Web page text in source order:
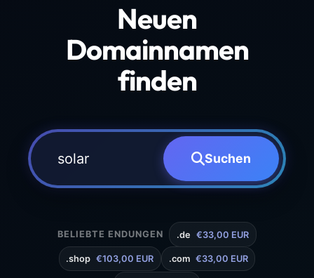
Neuen
Domainnamen
finden
Suchen
BELIEBTE ENDUNGEN .de €33,00 EUR
.shop €103,00 EUR .com €33,00 EUR